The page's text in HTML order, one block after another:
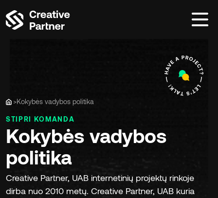
Home
>Kokybės vadybos politika
STIPRI KOMANDA
Kokybės vadybos
politika
Creative Partner, UAB internetinių projektų rinkoje
dirba nuo 2010 metų. Creative Partner, UAB kuria